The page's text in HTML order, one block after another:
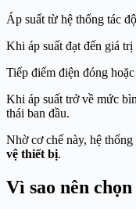
Áp suất từ hệ thống tác
Khi áp suất đạt đến giá
Tiếp điểm điện đóng
Khi áp suất trở về mức
thái ban đầu.
Nhờ cơ chế này, hệ thống
vệ thiết bị.
Vì sao nên